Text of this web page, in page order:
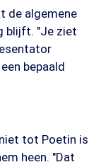
de algemene
blijft. "Je ziet
bepaald
tot Poetin is
heen. "Dat